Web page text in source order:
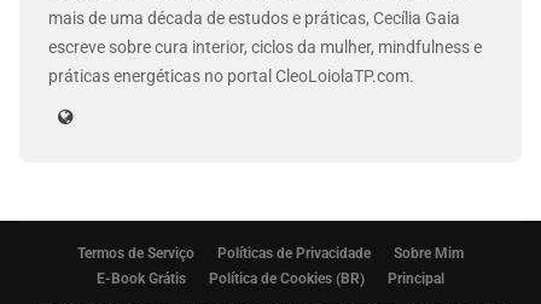
mais de uma década de estudos e práticas, Cecília Gaia
escreve sobre cura interior, ciclos da mulher, mindfulness e
práticas energéticas no portal CleoLoiolaTP.com.
Termos de Serviço Políticas de Privacidade
Sobre Mim
E-Book Grátis
Política de Cookies (BR) Principal